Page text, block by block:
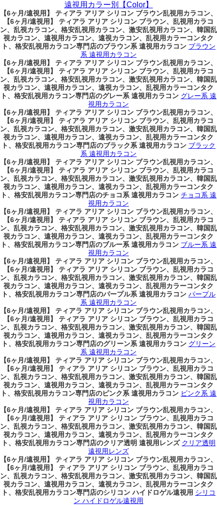
遠視用カラー別【Color】
【6ヶ月/遠視用】 ティアラ アリア シリコン ブラウン乱視用カラコン、
【6ヶ月/遠視用】 ティアラ アリア シリコン ブラウン、乱視用カラコ
ン、乱視カラコン、格安乱視用カラコン、激安乱視用カラコン、韓国乱
視カラコン、遠視用カラコン、遠視カラコン、乱視用カラーコンタク
ト、格安乱視用カラコン専門店のブラウン系 遠視用カラコン ブラウン
系 遠視用カラコン
【6ヶ月/遠視用】 ティアラ アリア シリコン ブラウン乱視用カラコン、
【6ヶ月/遠視用】 ティアラ アリア シリコン ブラウン、乱視用カラコ
ン、乱視カラコン、格安乱視用カラコン、激安乱視用カラコン、韓国乱
視カラコン、遠視用カラコン、遠視カラコン、乱視用カラーコンタク
ト、格安乱視用カラコン専門店のグレー系 遠視用カラコン グレー系 遠
視用カラコン
【6ヶ月/遠視用】 ティアラ アリア シリコン ブラウン乱視用カラコン、
【6ヶ月/遠視用】 ティアラ アリア シリコン ブラウン、乱視用カラコ
ン、乱視カラコン、格安乱視用カラコン、激安乱視用カラコン、韓国乱
視カラコン、遠視用カラコン、遠視カラコン、乱視用カラーコンタク
ト、格安乱視用カラコン専門店のブラック系 遠視用カラコン ブラック
系 遠視用カラコン
【6ヶ月/遠視用】 ティアラ アリア シリコン ブラウン乱視用カラコン、
【6ヶ月/遠視用】 ティアラ アリア シリコン ブラウン、乱視用カラコ
ン、乱視カラコン、格安乱視用カラコン、激安乱視用カラコン、韓国乱
視カラコン、遠視用カラコン、遠視カラコン、乱視用カラーコンタク
ト、格安乱視用カラコン専門店のチョコ系 遠視用カラコン チョコ系 遠
視用カラコン
【6ヶ月/遠視用】 ティアラ アリア シリコン ブラウン乱視用カラコン、
【6ヶ月/遠視用】 ティアラ アリア シリコン ブラウン、乱視用カラコ
ン、乱視カラコン、格安乱視用カラコン、激安乱視用カラコン、韓国乱
視カラコン、遠視用カラコン、遠視カラコン、乱視用カラーコンタク
ト、格安乱視用カラコン専門店のブルー系 遠視用カラコン ブルー系 遠
視用カラコン
【6ヶ月/遠視用】 ティアラ アリア シリコン ブラウン乱視用カラコン、
【6ヶ月/遠視用】 ティアラ アリア シリコン ブラウン、乱視用カラコ
ン、乱視カラコン、格安乱視用カラコン、激安乱視用カラコン、韓国乱
視カラコン、遠視用カラコン、遠視カラコン、乱視用カラーコンタク
ト、格安乱視用カラコン専門店のパープル系 遠視用カラコン パープル
系 遠視用カラコン
【6ヶ月/遠視用】 ティアラ アリア シリコン ブラウン乱視用カラコン、
【6ヶ月/遠視用】 ティアラ アリア シリコン ブラウン、乱視用カラコ
ン、乱視カラコン、格安乱視用カラコン、激安乱視用カラコン、韓国乱
視カラコン、遠視用カラコン、遠視カラコン、乱視用カラーコンタク
ト、格安乱視用カラコン専門店のグリーン系 遠視用カラコン グリーン
系 遠視用カラコン
【6ヶ月/遠視用】 ティアラ アリア シリコン ブラウン乱視用カラコン、
【6ヶ月/遠視用】 ティアラ アリア シリコン ブラウン、乱視用カラコ
ン、乱視カラコン、格安乱視用カラコン、激安乱視用カラコン、韓国乱
視カラコン、遠視用カラコン、遠視カラコン、乱視用カラーコンタク
ト、格安乱視用カラコン専門店のピンク系 遠視用カラコン ピンク系 遠
視用カラコン
【6ヶ月/遠視用】 ティアラ アリア シリコン ブラウン乱視用カラコン、
【6ヶ月/遠視用】 ティアラ アリア シリコン ブラウン、乱視用カラコ
ン、乱視カラコン、格安乱視用カラコン、激安乱視用カラコン、韓国乱
視カラコン、遠視用カラコン、遠視カラコン、乱視用カラーコンタク
ト、格安乱視用カラコン専門店のクリア透明 遠視用レンズ クリア透明
遠視用レンズ
【6ヶ月/遠視用】 ティアラ アリア シリコン ブラウン乱視用カラコン、
【6ヶ月/遠視用】 ティアラ アリア シリコン ブラウン、乱視用カラコ
ン、乱視カラコン、格安乱視用カラコン、激安乱視用カラコン、韓国乱
視カラコン、遠視用カラコン、遠視カラコン、乱視用カラーコンタク
ト、格安乱視用カラコン専門店のシリコン ハイドロゲル遠視用 シリコ
ン ハイドロゲル遠視用